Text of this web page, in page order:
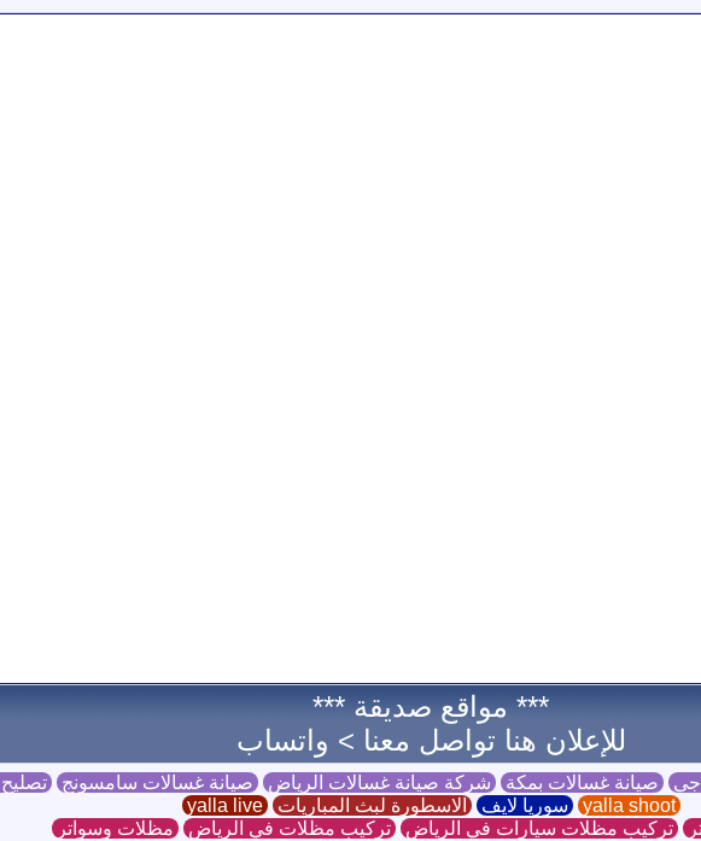
*** مواقع صديقة ***
للإعلان هنا تواصل معنا > واتساب
جي صيانة غسالات بمكة شركة صيانة غسالات الرياض صيانة غسالات سامسونج
yalla shoot
سوريا لايف الاسطورة لبث المباريات yalla live
تركيب مظلات سيارات في الرياض تركيب مظلات في الرياض مظلات وسواتر